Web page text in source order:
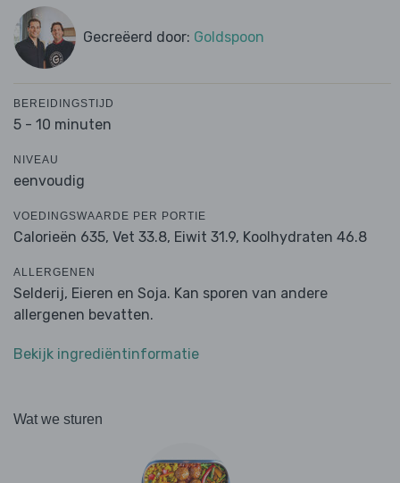
Gecreëerd door: Goldspoon
BEREIDINGSTIJD
5 - 10 minuten
NIVEAU
eenvoudig
VOEDINGSWAARDE PER PORTIE
Calorieën 635, Vet 33.8, Eiwit 31.9, Koolhydraten 46.8
ALLERGENEN
Selderij, Eieren en Soja. Kan sporen van andere
allergenen bevatten.
Bekijk ingrediëntinformatie
Wat we sturen